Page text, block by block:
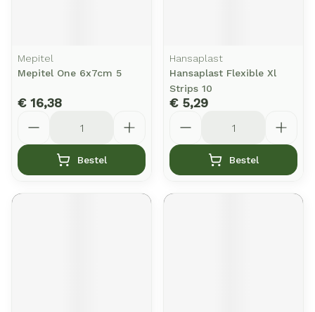
Mepitel
Mepitel One 6x7cm 5
€ 16,38
Bestel
Hansaplast
Hansaplast Flexible Xl
Strips 10
€ 5,29
Bestel